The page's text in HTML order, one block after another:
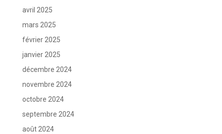
avril 2025
mars 2025
février 2025
janvier 2025
décembre 2024
novembre 2024
octobre 2024
septembre 2024
août 2024